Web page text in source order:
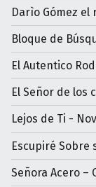
Darìo Gómez el
Bloque de
El Autentico
El Señor de los
Lejos de Ti -
Escupiré Sobre
Señora Acero –